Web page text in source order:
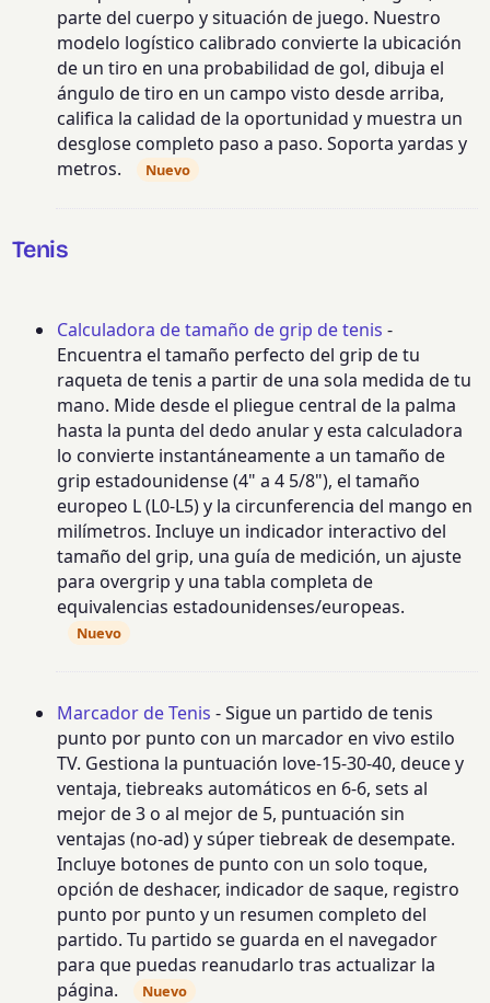
parte del cuerpo y situación de juego. Nuestro
modelo logístico calibrado convierte la ubicación
de un tiro en una probabilidad de gol, dibuja el
ángulo de tiro en un campo visto desde arriba,
califica la calidad de la oportunidad y muestra un
desglose completo paso a paso. Soporta yardas y
metros.
Nuevo
Tenis
Calculadora de tamaño de grip de tenis -
Encuentra el tamaño perfecto del grip de tu
raqueta de tenis a partir de una sola medida de tu
mano. Mide desde el pliegue central de la palma
hasta la punta del dedo anular y esta calculadora
lo convierte instantáneamente a un tamaño de
grip estadounidense (4" a 4 5/8"), el tamaño
europeo L (L0-L5) y la circunferencia del mango en
milímetros. Incluye un indicador interactivo del
tamaño del grip, una guía de medición, un ajuste
para overgrip y una tabla completa de
equivalencias estadounidenses/europeas.
Nuevo
Marcador de Tenis - Sigue un partido de tenis
punto por punto con un marcador en vivo estilo
TV. Gestiona la puntuación love-15-30-40, deuce y
ventaja, tiebreaks automáticos en 6-6, sets al
mejor de 3 o al mejor de 5, puntuación sin
ventajas (no-ad) y súper tiebreak de desempate.
Incluye botones de punto con un solo toque,
opción de deshacer, indicador de saque, registro
punto por punto y un resumen completo del
partido. Tu partido se guarda en el navegador
para que puedas reanudarlo tras actualizar la
página.
Nuevo